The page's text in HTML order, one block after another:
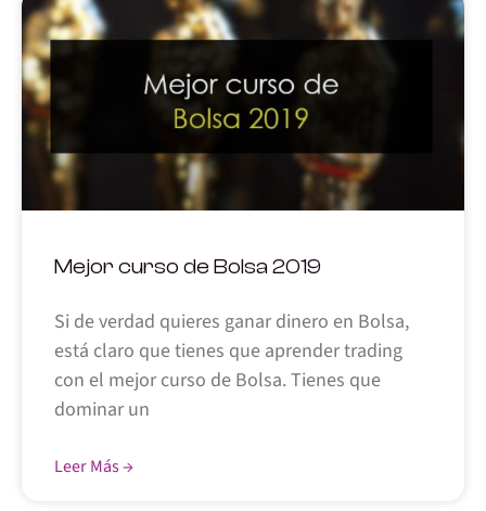
Mejor curso de Bolsa 2019
Si de verdad quieres ganar dinero en Bolsa,
está claro que tienes que aprender trading
con el mejor curso de Bolsa. Tienes que
dominar un
Leer Más →